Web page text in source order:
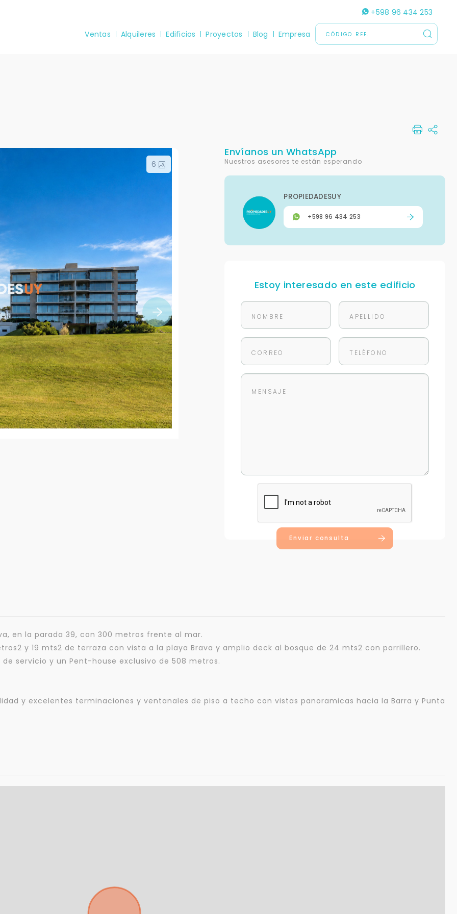
+598 96 434 253
Ventas Alquileres Edificios Proyectos Blog Empresa
6
Envíanos un WhatsApp
Nuestros asesores te están esperando
PROPIEDADESUY
+598 96 434 253
Estoy interesado en este edificio
Enviar consulta
en la parada 39, con 300 metros frente al mar.
y 19 mts2 de terraza con vista a la playa Brava y amplio deck al bosque de 24 mts2 con parrillero.
servicio y un Pent-house exclusivo de 508 metros.
y excelentes terminaciones y ventanales de piso a techo con vistas panoramicas hacia la Barra y Punta
Para responderte